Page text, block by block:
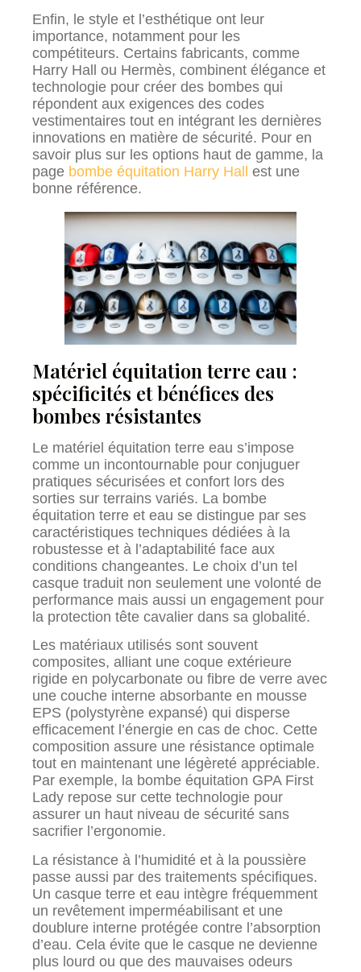
Enfin, le style et l’esthétique ont leur
importance, notamment pour les
compétiteurs. Certains fabricants, comme
Harry Hall ou Hermès, combinent élégance et
technologie pour créer des bombes qui
répondent aux exigences des codes
vestimentaires tout en intégrant les dernières
innovations en matière de sécurité. Pour en
savoir plus sur les options haut de gamme, la
page bombe équitation Harry Hall
est une
bonne référence.
Matériel équitation terre eau :
spécificités et bénéfices des
bombes résistantes
Le matériel équitation terre eau s’impose
comme un incontournable pour conjuguer
pratiques sécurisées et confort lors des
sorties sur terrains variés. La bombe
équitation terre et eau se distingue par ses
caractéristiques techniques dédiées à la
robustesse et à l’adaptabilité face aux
conditions changeantes. Le choix d’un tel
casque traduit non seulement une volonté de
performance mais aussi un engagement pour
la protection tête cavalier dans sa globalité.
Les matériaux utilisés sont souvent
composites, alliant une coque extérieure
rigide en polycarbonate ou fibre de verre avec
une couche interne absorbante en mousse
EPS (polystyrène expansé) qui disperse
efficacement l’énergie en cas de choc. Cette
composition assure une résistance optimale
tout en maintenant une légèreté appréciable.
Par exemple, la bombe équitation GPA First
Lady repose sur cette technologie pour
assurer un haut niveau de sécurité sans
sacrifier l’ergonomie.
La résistance à l’humidité et à la poussière
passe aussi par des traitements spécifiques.
Un casque terre et eau intègre fréquemment
un revêtement imperméabilisant et une
doublure interne protégée contre l’absorption
d’eau. Cela évite que le casque ne devienne
plus lourd ou que des mauvaises odeurs